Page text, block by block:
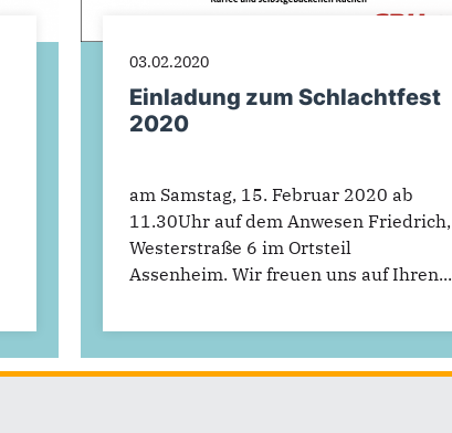
03.02.2020
Einladung zum Schlachtfest
2020
am Samstag, 15. Februar 2020 ab
11.30Uhr auf dem Anwesen Friedrich,
Westerstraße 6 im Ortsteil
Assenheim. Wir freuen uns auf Ihren...